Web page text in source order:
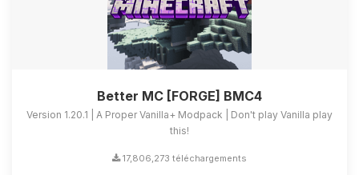
Better MC [FORGE] BMC4
Version 1.20.1 | A Proper Vanilla+ Modpack | Don't play Vanilla play
this!
17,806,273 téléchargements